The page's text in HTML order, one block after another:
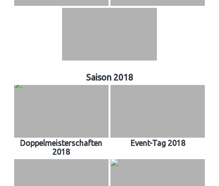
Saison 2018
Doppelmeisterschaften
2018
Event-Tag 2018